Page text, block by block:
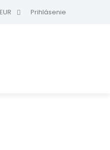
EUR Prihlásenie